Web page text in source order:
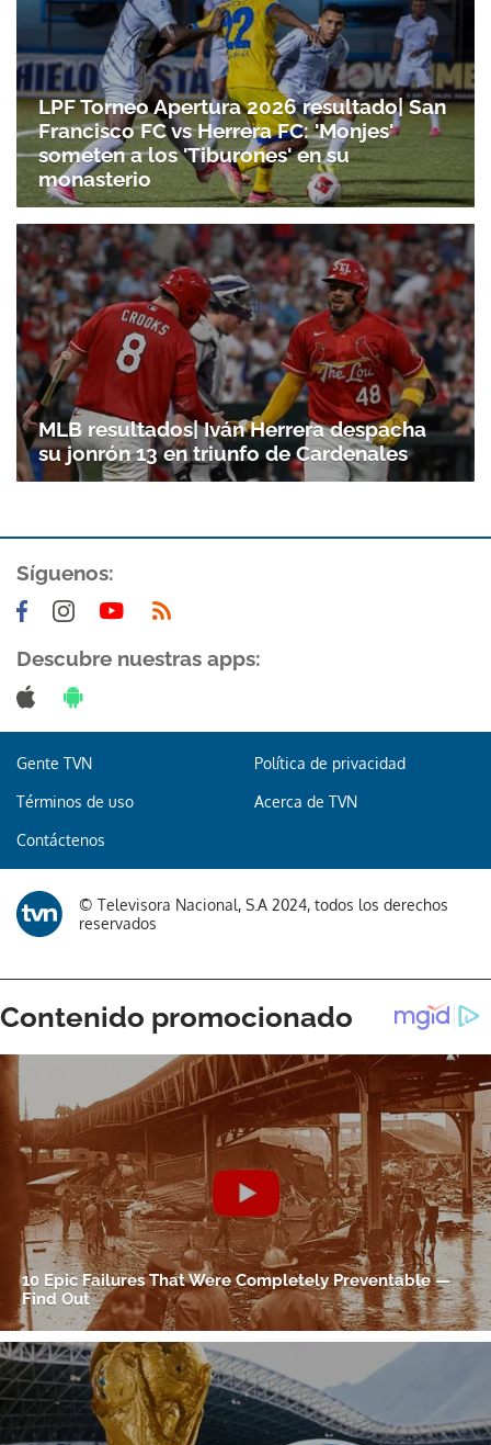
Gracias por suscribirte a nuestro boletín.
LPF Torneo Apertura 2026 resultado| San
Francisco FC vs Herrera FC: 'Monjes'
someten a los 'Tiburones' en su
monasterio
MLB resultados| Iván Herrera despacha
su jonrón 13 en triunfo de Cardenales
Síguenos:
Descubre nuestras apps:
Gente TVN Política de privacidad
Términos de uso Acerca de TVN
Contáctenos
© Televisora Nacional, S.A 2024, todos los derechos
reservados